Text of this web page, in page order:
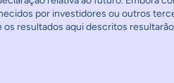
por investidores ou outros
os resultados aqui descritos